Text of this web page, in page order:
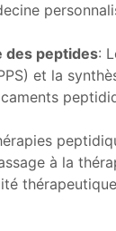
des peptides:
et la
à la